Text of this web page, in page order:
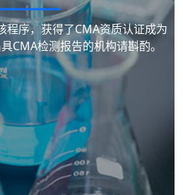
程序，获得了CMA资质认证成为
CMA检测报告的机构请斟酌。